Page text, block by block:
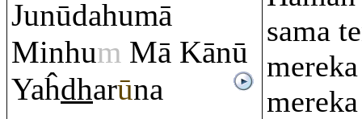
Junūdahumā
Minhum Mā Kānū
Yaĥdharūna
sama
mereka